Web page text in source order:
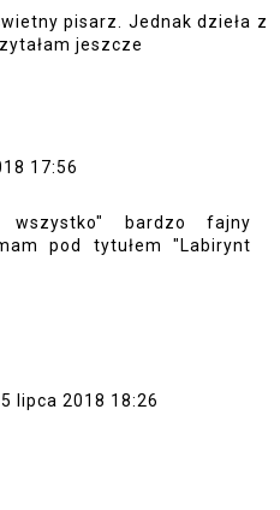
pisarz. Jednak dzieła z
jeszcze
17:56
wszystko" bardzo fajny
pod tytułem "Labirynt
lipca 2018 18:26